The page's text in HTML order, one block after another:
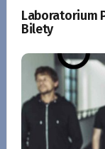
Laboratorium
Bilety